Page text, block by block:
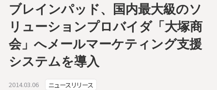
2014.03.06 ニュースリリース
ブレインパッド、国内最大級のソ
リューションプロバイダ「大塚商
会」へメールマーケティング支援
システムを導入